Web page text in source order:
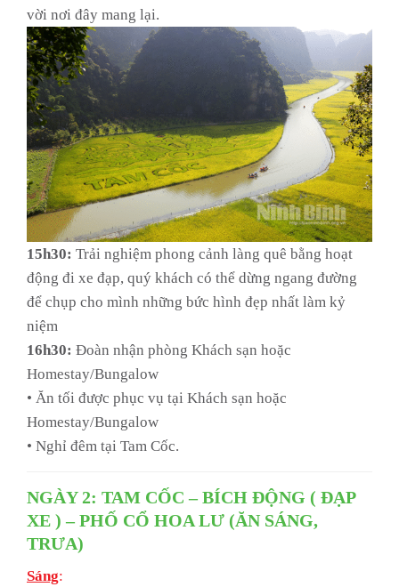
vời nơi đây mang lại.
15h30: Trải nghiệm phong cảnh làng quê bằng hoạt
động đi xe đạp, quý khách có thể dừng ngang đường
để chụp cho mình những bức hình đẹp nhất làm kỷ
niệm
16h30: Đoàn nhận phòng Khách sạn hoặc
Homestay/Bungalow
• Ăn tối được phục vụ tại Khách sạn hoặc
Homestay/Bungalow
• Nghỉ đêm tại Tam Cốc.
NGÀY 2: TAM CỐC – BÍCH ĐỘNG ( ĐẠP
XE ) – PHỐ CỔ HOA LƯ (ĂN SÁNG,
TRƯA)
Sáng: